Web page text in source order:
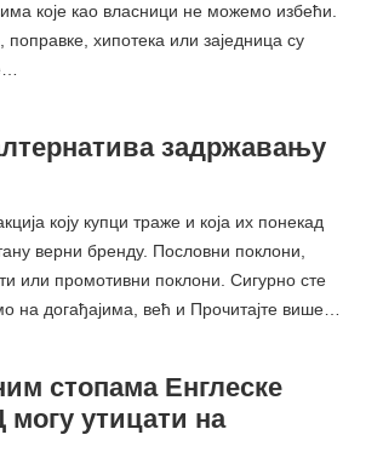
које као власници не можемо избећи.
хипотека или заједница су
задржавању
коју купци траже и која их понекад
верни бренду. Пословни поклони,
или промотивни поклони. Сигурно сте
на догађајима, већ и Прочитајте више…
стопама Енглеске
утицати на